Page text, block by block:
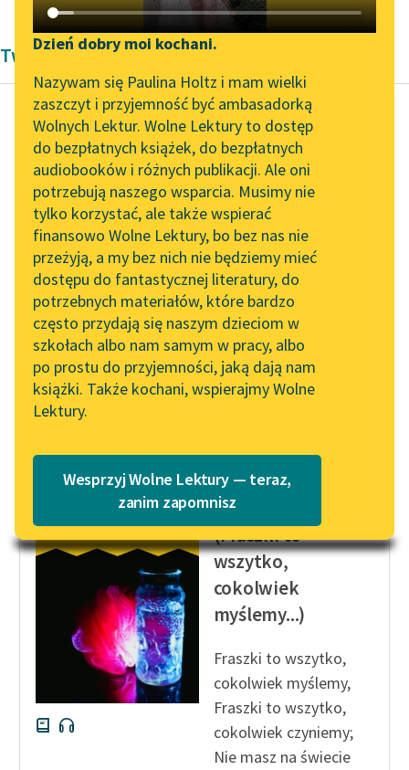
Katalog DAISY
Podkasty o książkach
Zgłoś brak utworu
Aktualności
„Prokurator Alicja Horn”
do słuchania
Byliśmy częścią AI Impact
Lab
Zapraszamy na spotkanie
online z tłumaczkami
literatury skandynawskiej
Spotkanie z Katarzyną
Tunkiel w Oslo
102. lata temu zmarł
Joseph Conrad
Lektury szkolne i klasyka
literatury do słuchania dla
uczennic i uczniów z
niepełnosprawnościami
E-kolekcja lektur
szkolnych i literatury do
słuchania dla uczennic i
niepełnosprawnościami
Feministyczne inspiracje.
Narzędzia
Mapa Wolnych Lektur
Leśmianator
Przewodnik dla piszących i
czytających
API
OAI-PMH
Widget Wolnych Lektur
Przypisy
Katalog w formacie PDF
Dzień dobry moi kochani.
Nazywam się Paulina Holtz i mam wielki
zaszczyt i przyjemność być ambasadorką
Wolnych Lektur. Wolne Lektury to dostęp
do bezpłatnych książek, do bezpłatnych
audiobooków i różnych publikacji. Ale oni
potrzebują naszego wsparcia. Musimy nie
tylko korzystać, ale także wspierać
finansowo Wolne Lektury, bo bez nas nie
przeżyją, a my bez nich nie będziemy mieć
dostępu do fantastycznej literatury, do
potrzebnych materiałów, które bardzo
często przydają się naszym dzieciom w
szkołach albo nam samym w pracy, albo
po prostu do przyjemności, jaką dają nam
książki. Także kochani, wspierajmy Wolne
Lektury.
Wesprzyj Wolne Lektury — teraz,
zanim zapomnisz
Twórczość Jan Kochanowski
Jan Kochanowski
Człowiek boże
igrzysko
Nie rzekł jako żyw
żaden więtszej prawdy
z wieka,
Jako kto nazwał
bożym igrzyskiem
człowieka...
Jan Kochanowski
O żywocie ludzkim
(Fraszki to
wszytko,
cokolwiek
myślemy...)
Fraszki to wszytko,
cokolwiek myślemy,
Fraszki to wszytko,
cokolwiek czyniemy;
Nie masz na świecie